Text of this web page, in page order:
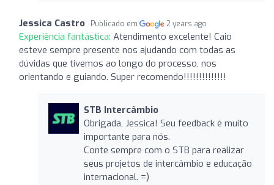
Jessica Castro Publicado em 2 years ago
Experiência fantástica: Atendimento excelente! Caio
esteve sempre presente nos ajudando com todas as
dúvidas que tivemos ao longo do processo, nos
orientando e guiando. Super recomendo!!!!!!!!!!!!!!
STB Intercâmbio
Obrigada, Jessica! Seu feedback é muito
importante para nós.
Conte sempre com o STB para realizar
seus projetos de intercâmbio e educação
internacional. =)